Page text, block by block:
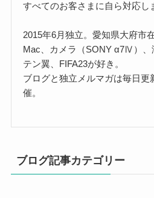
すべてのお客さまに自ら対応し
2015年6月独立。愛知県大府市
Mac、カメラ（SONY α7Ⅳ）、
テン翼、FIFA23が好き。
ブログと独立メルマガは毎日更
催。
ブログ記事カテゴリー